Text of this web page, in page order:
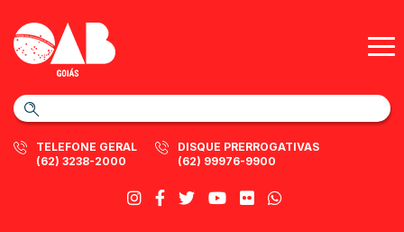
TELEFONE GERAL
(62) 3238-2000
DISQUE PRERROGATIVAS
(62) 99976-9900